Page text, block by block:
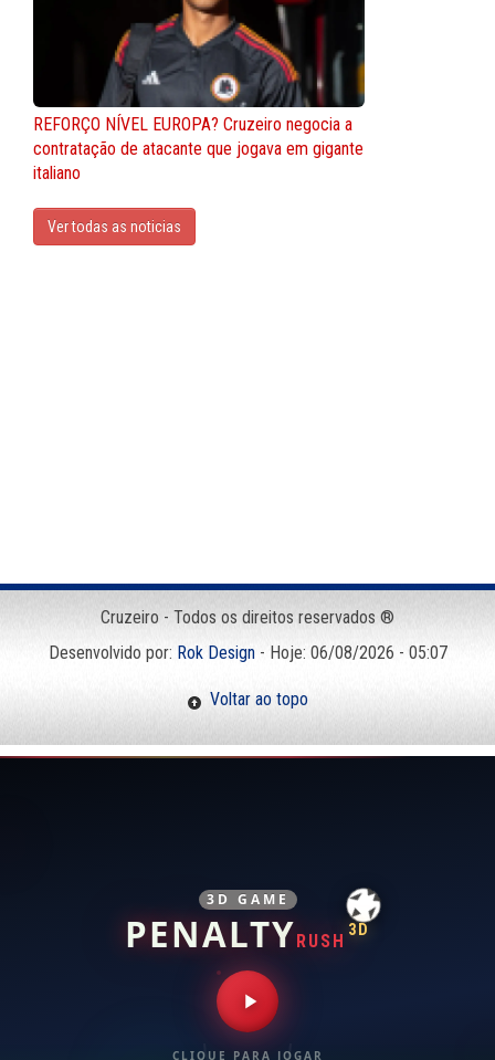
REFORÇO NÍVEL EUROPA? Cruzeiro negocia a
contratação de atacante que jogava em gigante
italiano
Ver todas as noticias
Cruzeiro - Todos os direitos reservados ®
Desenvolvido por: Rok Design- Hoje: 06/08/2026 - 05:07
Voltar ao topo
3D GAME
PENALTYRUSH
3D
CLIQUE PARA JOGAR